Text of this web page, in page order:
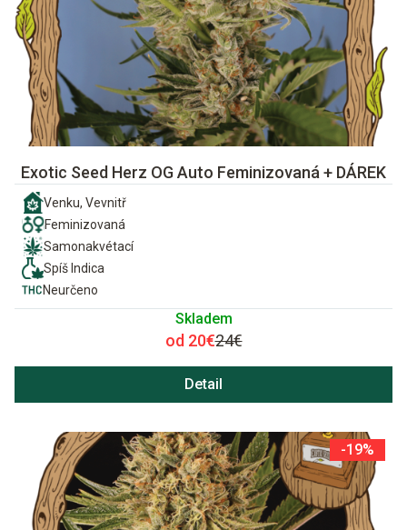
Exotic Seed Herz OG Auto Feminizovaná + DÁREK
Venku, Vevnitř
Feminizovaná
Samonakvétací
Spíš Indica
Neurčeno
Skladem
od 20€24€
Detail
-19%